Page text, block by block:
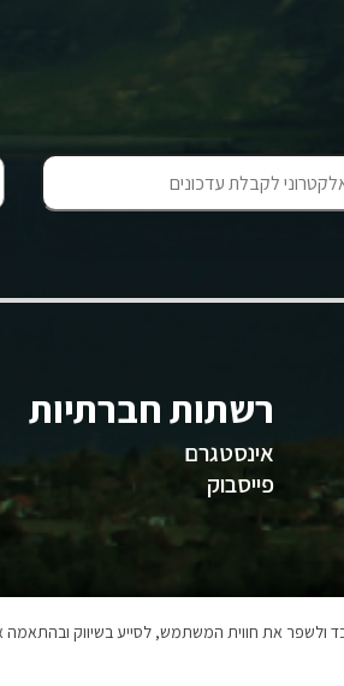
רשתות חברתיות
אינסטגרם
פייסבוק
ולשפר את חווית המשתמש, לסייע בשיווק ובהתאמה